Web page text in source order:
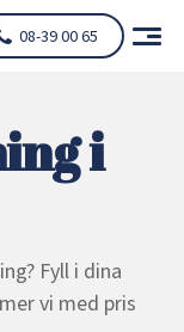
08-39 00 65
i
Fyll i dina
vi med pris